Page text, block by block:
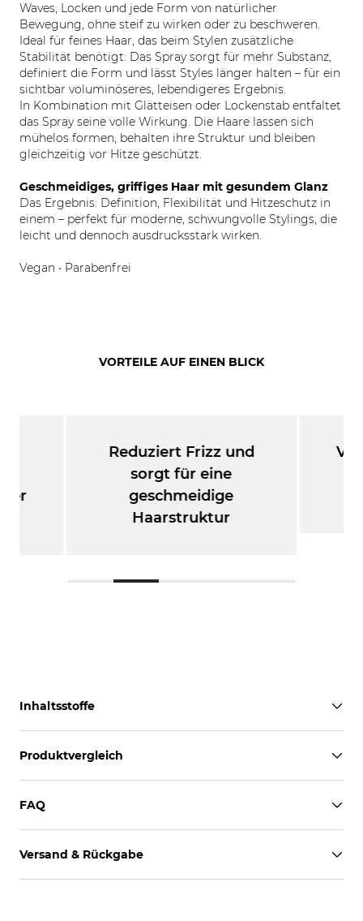
Waves, Locken und jede Form von natürlicher
Bewegung, ohne steif zu wirken oder zu beschweren.
Ideal für feines Haar, das beim Stylen zusätzliche
Stabilität benötigt: Das Spray sorgt für mehr Substanz,
definiert die Form und lässt Styles länger halten – für ein
sichtbar voluminöseres, lebendigeres Ergebnis.
In Kombination mit Glätteisen oder Lockenstab entfaltet
das Spray seine volle Wirkung. Die Haare lassen sich
mühelos formen, behalten ihre Struktur und bleiben
gleichzeitig vor Hitze geschützt.
Geschmeidiges, griffiges Haar mit gesundem Glanz
Das Ergebnis: Definition, Flexibilität und Hitzeschutz in
einem – perfekt für moderne, schwungvolle Stylings, die
leicht und dennoch ausdrucksstark wirken.
Vegan • Parabenfrei
VORTEILE AUF EINEN BLICK
Reduziert Frizz und
sorgt für eine
geschmeidige
Haarstruktur
Inhaltsstoffe
Produktvergleich
FAQ
Versand & Rückgabe